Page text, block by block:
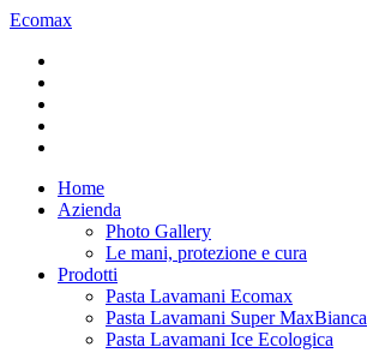
Ecomax
Home
Azienda
Photo Gallery
Le mani, protezione e cura
Prodotti
Pasta Lavamani Ecomax
Pasta Lavamani Super MaxBianca
Pasta Lavamani Ice Ecologica